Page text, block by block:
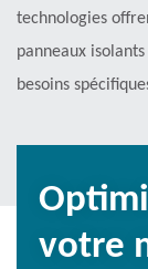
technologies
panneaux
besoins
votre